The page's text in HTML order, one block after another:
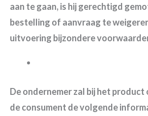
aan te gaan, is hij gerechtigd
bestelling of aanvraag te
uitvoering bijzondere
De ondernemer zal bij het product
de consument de volgende